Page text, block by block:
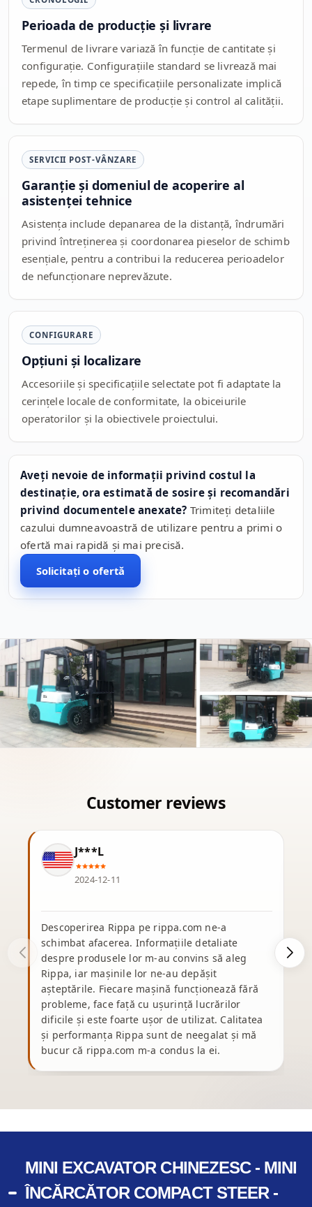
Perioada de producție și livrare
Termenul de livrare variază în funcție de cantitate și
configurație. Configurațiile standard se livrează mai
repede, în timp ce specificațiile personalizate implică
etape suplimentare de producție și control al calității.
SERVICII POST-VÂNZARE
Garanție și domeniul de acoperire al
asistenței tehnice
Asistența include depanarea de la distanță, îndrumări
privind întreținerea și coordonarea pieselor de schimb
esențiale, pentru a contribui la reducerea perioadelor
de nefuncționare neprevăzute.
CONFIGURARE
Opțiuni și localizare
Accesoriile și specificațiile selectate pot fi adaptate la
cerințele locale de conformitate, la obiceiurile
operatorilor și la obiectivele proiectului.
Aveți nevoie de informații privind costul la
destinație, ora estimată de sosire și recomandări
privind documentele anexate? Trimiteți detaliile
cazului dumneavoastră de utilizare pentru a primi o
ofertă mai rapidă și mai precisă.
Solicitați o ofertă
J***L
2024-12-11
Descoperirea Rippa pe rippa.com ne-a
schimbat afacerea. Informațiile detaliate
despre produsele lor m-au convins să aleg
Rippa, iar mașinile lor ne-au depășit
așteptările. Fiecare mașină funcționează fără
probleme, face față cu ușurință lucrărilor
dificile și este foarte ușor de utilizat. Calitatea
și performanța Rippa sunt de neegalat și mă
bucur că rippa.com m-a condus la ei.
MINI EXCAVATOR CHINEZESC - MINI
ÎNCĂRCĂTOR COMPACT STEER -